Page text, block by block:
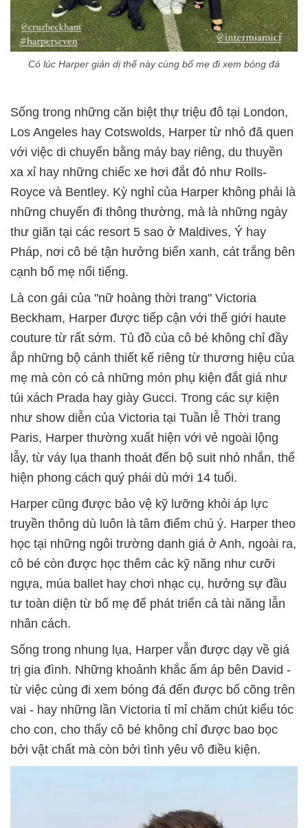
Có lúc Harper giản dị thế này cùng bố mẹ đi xem bóng đá
Sống trong những căn biệt thự triệu đô tại London,
Los Angeles hay Cotswolds, Harper từ nhỏ đã quen
với việc di chuyển bằng máy bay riêng, du thuyền
xa xỉ hay những chiếc xe hơi đắt đỏ như Rolls-
Royce và Bentley. Kỳ nghỉ của Harper không phải là
những chuyến đi thông thường, mà là những ngày
thư giãn tại các resort 5 sao ở Maldives, Ý hay
Pháp, nơi cô bé tận hưởng biển xanh, cát trắng bên
cạnh bố mẹ nổi tiếng.
Là con gái của "nữ hoàng thời trang" Victoria
Beckham, Harper được tiếp cận với thế giới haute
couture từ rất sớm. Tủ đồ của cô bé không chỉ đầy
ắp những bộ cánh thiết kế riêng từ thương hiệu của
mẹ mà còn có cả những món phụ kiện đắt giá như
túi xách Prada hay giày Gucci. Trong các sự kiện
như show diễn của Victoria tại Tuần lễ Thời trang
Paris, Harper thường xuất hiện với vẻ ngoài lộng
lẫy, từ váy lụa thanh thoát đến bộ suit nhỏ nhắn, thể
hiện phong cách quý phái dù mới 14 tuổi.
Harper cũng được bảo vệ kỹ lưỡng khỏi áp lực
truyền thông dù luôn là tâm điểm chú ý. Harper theo
học tại những ngôi trường danh giá ở Anh, ngoài ra,
cô bé còn được học thêm các kỹ năng như cưỡi
ngựa, múa ballet hay chơi nhạc cụ, hưởng sự đầu
tư toàn diện từ bố mẹ để phát triển cả tài năng lẫn
nhân cách.
Sống trong nhung lụa, Harper vẫn được dạy về giá
trị gia đình. Những khoảnh khắc ấm áp bên David -
từ việc cùng đi xem bóng đá đến được bố cõng trên
vai - hay những lần Victoria tỉ mỉ chăm chút kiểu tóc
cho con, cho thấy cô bé không chỉ được bao bọc
bởi vật chất mà còn bởi tình yêu vô điều kiện.